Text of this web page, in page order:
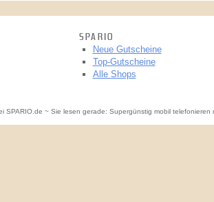
SPARIO
Neue Gutscheine
Top-Gutscheine
Alle Shops
SPARIO.de ~ Sie lesen gerade: Supergünstig mobil telefonieren